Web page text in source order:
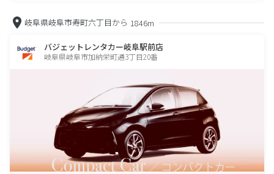
岐阜県岐阜市寿町六丁目から 1846m
バジェットレンタカー岐阜駅前店
岐阜県岐阜市加納栄町通3丁目20番